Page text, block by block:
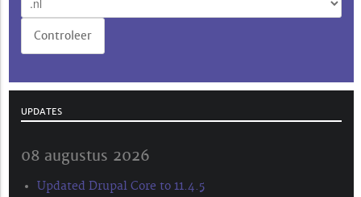
UPDATES
08 augustus 2026
Updated Drupal Core to 11.4.5